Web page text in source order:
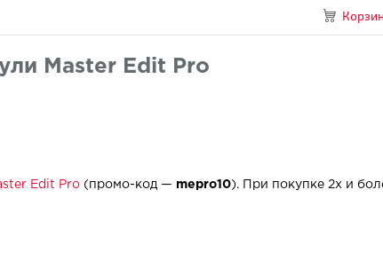
Master Edit Pro
Edit Pro (промо-код — mepro10). При покупке 2х и